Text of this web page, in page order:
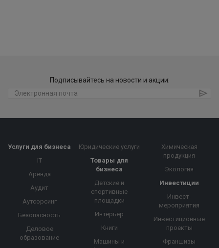
Подписывайтесь на новости и акции:
Услуги для бизнеса
IT
Аренда
Аудит
Аутсорсинг
Безопасность
Деловое
образование
Юридические услуги
Товары для
бизнеса
Детские и
спортивные
площадки
Интерьер
Книги
Машины и
Химическая
продукция
Экология
Инвестиции
Инвест-
мероприятия
Инвестиционные
проекты
Франшизы